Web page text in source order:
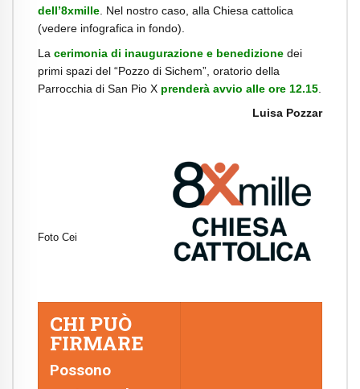
dell’8xmille . Nel nostro caso, alla Chiesa cattolica
(vedere infografica in fondo).
La cerimonia di inaugurazione e benedizione dei
primi spazi del “Pozzo di Sichem”, oratorio della
Parrocchia di San Pio X prenderà avvio alle ore 12.15
Luisa Pozzar
Foto Cei
CHI PUÒ
FIRMARE
Possono